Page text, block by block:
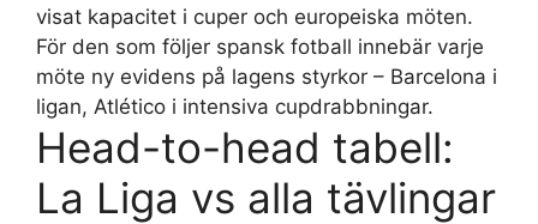
visat kapacitet i cuper och europeiska möten.
För den som följer spansk fotball innebär varje
möte ny evidens på lagens styrkor – Barcelona i
ligan, Atlético i intensiva cupdrabbningar.
Head-to-head tabell:
La Liga vs alla tävlingar